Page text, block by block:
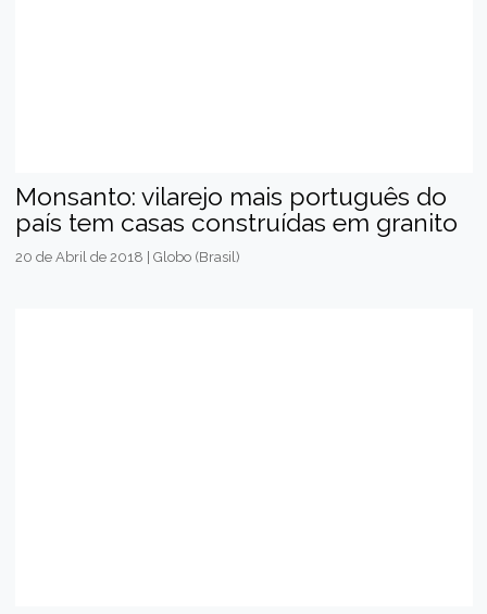
Monsanto: vilarejo mais português do
país tem casas construídas em granito
20 de Abril de 2018 | Globo (Brasil)